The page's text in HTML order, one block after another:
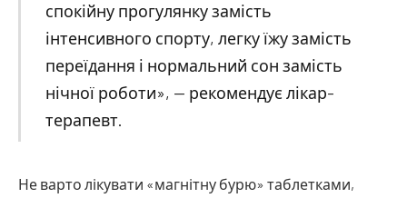
спокійну прогулянку замість
інтенсивного спорту, легку їжу замість
переїдання і нормальний сон замість
нічної роботи», — рекомендує лікар-
терапевт.
Не варто лікувати «магнітну бурю» таблетками,